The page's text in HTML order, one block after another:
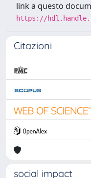
link a questo
https://
Citazioni
social impact